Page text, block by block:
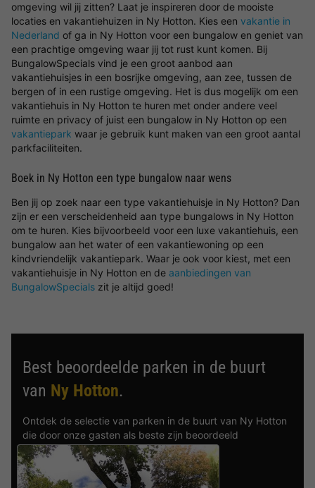
omgeving wil jij zitten? Laat je inspireren door de mooiste
locaties en vakantiehuizen in Ny Hotton. Kies een vakantie in
Nederland of ga in Ny Hotton voor een bungalow en geniet van
een prachtige omgeving waar jij tot rust kunt komen. Bij
BungalowSpecials vind je een groot aanbod aan
vakantiehuisjes in een bosrijke omgeving, aan zee, tussen de
bergen of in een rustige omgeving. Het is dus mogelijk om een
vakantiehuis in Ny Hotton te huren met onder andere veel
ruimte en privacy of juist een bungalow in Ny Hotton op een
vakantiepark waar je gebruik kunt maken van een groot aantal
parkfaciliteiten.
Boek in Ny Hotton een type bungalow naar wens
Ben jij op zoek naar een type vakantiehuisje in Ny Hotton? Dan
zijn er een verscheidenheid aan type bungalows in Ny Hotton
om te huren. Kies bijvoorbeeld voor een luxe vakantiehuis, een
bungalow aan het water of een vakantiewoning op een
kindvriendelijk vakantiepark. Waar je ook voor kiest, met een
vakantiehuisje in Ny Hotton en de aanbiedingen van
BungalowSpecials zit je altijd goed!
Best beoordeelde parken in de buurt
van Ny Hotton.
Ontdek de selectie van parken in de buurt van Ny Hotton
die door onze gasten als beste zijn beoordeeld